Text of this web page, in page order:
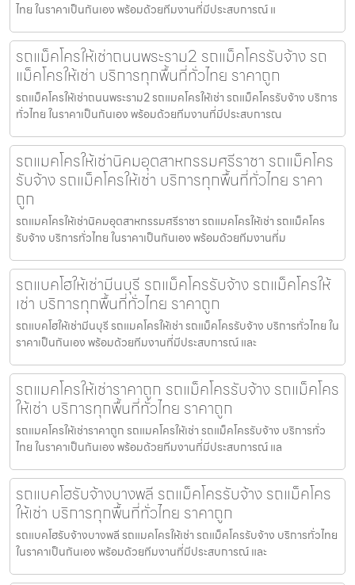
ไทย ในราคาเป็นกันเอง พร้อมด้วยทีมงานที่มีประสบการณ์ แ
รถแม็คโครให้เช่าถนนพระราม2 รถแม็คโครรับจ้าง รถ
แม็คโครให้เช่า บริการทุกพื้นที่ทั่วไทย ราคาถูก
รถแม็คโครให้เช่าถนนพระราม2 รถแมคโครให้เช่า รถแม็คโครรับจ้าง บริการ
ทั่วไทย ในราคาเป็นกันเอง พร้อมด้วยทีมงานที่มีประสบการณ
รถแมคโครให้เช่านิคมอุตสาหกรรมศรีราชา รถแม็คโคร
รับจ้าง รถแม็คโครให้เช่า บริการทุกพื้นที่ทั่วไทย ราคา
ถูก
รถแมคโครให้เช่านิคมอุตสาหกรรมศรีราชา รถแมคโครให้เช่า รถแม็คโคร
รับจ้าง บริการทั่วไทย ในราคาเป็นกันเอง พร้อมด้วยทีมงานที่ม
รถแบคโฮให้เช่ามีนบุรี รถแม็คโครรับจ้าง รถแม็คโครให้
เช่า บริการทุกพื้นที่ทั่วไทย ราคาถูก
รถแบคโฮให้เช่ามีนบุรี รถแมคโครให้เช่า รถแม็คโครรับจ้าง บริการทั่วไทย ใน
ราคาเป็นกันเอง พร้อมด้วยทีมงานที่มีประสบการณ์ และ
รถแมคโครให้เช่าราคาถูก รถแม็คโครรับจ้าง รถแม็คโคร
ให้เช่า บริการทุกพื้นที่ทั่วไทย ราคาถูก
รถแมคโครให้เช่าราคาถูก รถแมคโครให้เช่า รถแม็คโครรับจ้าง บริการทั่ว
ไทย ในราคาเป็นกันเอง พร้อมด้วยทีมงานที่มีประสบการณ์ แล
รถแบคโฮรับจ้างบางพลี รถแม็คโครรับจ้าง รถแม็คโคร
ให้เช่า บริการทุกพื้นที่ทั่วไทย ราคาถูก
รถแบคโฮรับจ้างบางพลี รถแมคโครให้เช่า รถแม็คโครรับจ้าง บริการทั่วไทย
ในราคาเป็นกันเอง พร้อมด้วยทีมงานที่มีประสบการณ์ และ